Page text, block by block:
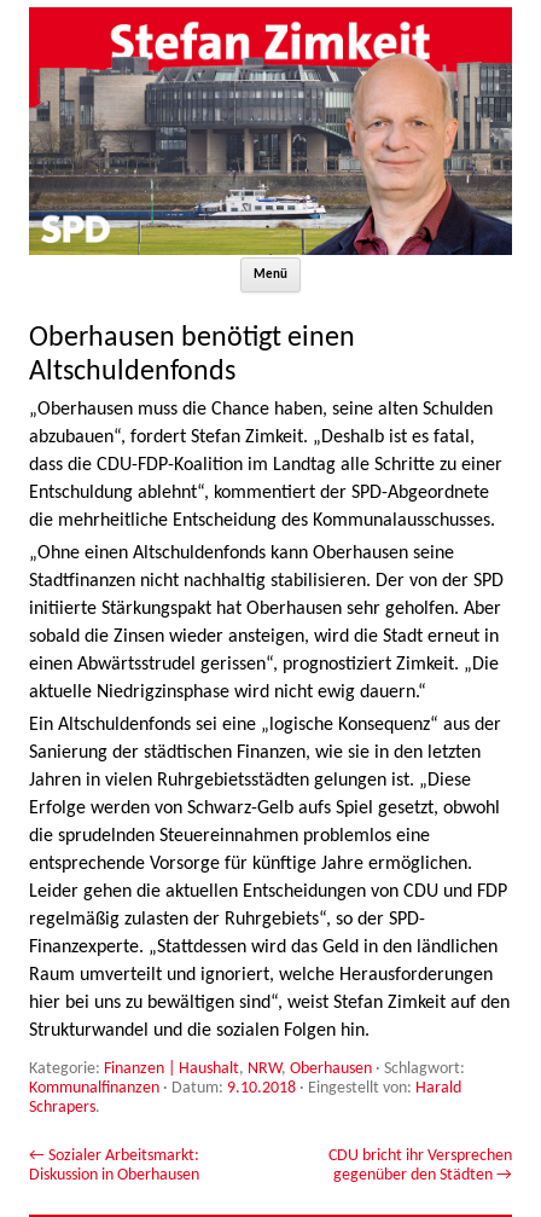
Menü
Oberhausen benötigt einen
Altschuldenfonds
„Oberhausen muss die Chance haben, seine alten Schulden
abzubauen“, fordert Stefan Zimkeit. „Deshalb ist es fatal,
dass die CDU-FDP-Koalition im Landtag alle Schritte zu einer
Entschuldung ablehnt“, kommentiert der SPD-Abgeordnete
die mehrheitliche Entscheidung des Kommunalausschusses.
„Ohne einen Altschuldenfonds kann Oberhausen seine
Stadtfinanzen nicht nachhaltig stabilisieren. Der von der SPD
initiierte Stärkungspakt hat Oberhausen sehr geholfen. Aber
sobald die Zinsen wieder ansteigen, wird die Stadt erneut in
einen Abwärtsstrudel gerissen“, prognostiziert Zimkeit. „Die
aktuelle Niedrigzinsphase wird nicht ewig dauern.“
Ein Altschuldenfonds sei eine „logische Konsequenz“ aus der
Sanierung der städtischen Finanzen, wie sie in den letzten
Jahren in vielen Ruhrgebietsstädten gelungen ist. „Diese
Erfolge werden von Schwarz-Gelb aufs Spiel gesetzt, obwohl
die sprudelnden Steuereinnahmen problemlos eine
entsprechende Vorsorge für künftige Jahre ermöglichen.
Leider gehen die aktuellen Entscheidungen von CDU und FDP
regelmäßig zulasten der Ruhrgebiets“, so der SPD-
Finanzexperte. „Stattdessen wird das Geld in den ländlichen
Raum umverteilt und ignoriert, welche Herausforderungen
hier bei uns zu bewältigen sind“, weist Stefan Zimkeit auf den
Strukturwandel und die sozialen Folgen hin.
Kategorie: Finanzen | Haushalt, NRW, Oberhausen · Schlagwort:
Kommunalfinanzen · Datum: 9.10.2018 · Eingestellt von: Harald
Schrapers.
Beitrags-Navigation
← Sozialer Arbeitsmarkt:
Diskussion in Oberhausen
CDU bricht ihr Versprechen
gegenüber den Städten →